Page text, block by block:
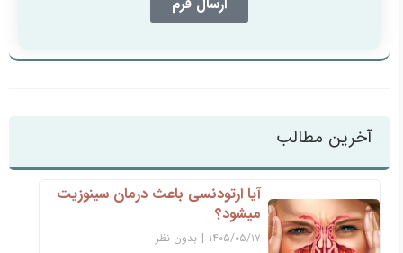
آخرین مطالب
آیا ارتودنسی باعث درمان سینوزیت
میشود؟
۱۴۰۵/۰۵/۱۷ | بدون نظر